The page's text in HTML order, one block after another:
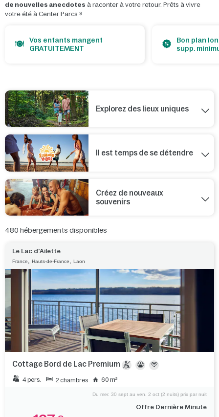
de nouvelles anecdotes à raconter à votre retour. Prêts à vivre
votre été à Center Parcs ?
Vos enfants mangent
GRATUITEMENT
Bon plan
supp.
Explorez des lieux uniques
Il est temps de se détendre
Créez de nouveaux
souvenirs
480 hébergements disponibles
Le Lac d'Ailette
France, Hauts-de-France, Laon
Cottage Bord de Lac Premium
4 pers. 2 chambres 60 m²
Offre Dernière Minute
Du mer. 30 sept au ven. 2 oct (2 nuits) prix par nuit